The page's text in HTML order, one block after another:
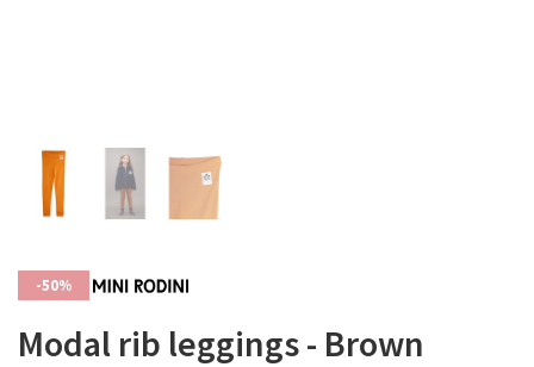
-50%
Modal rib leggings - Brown